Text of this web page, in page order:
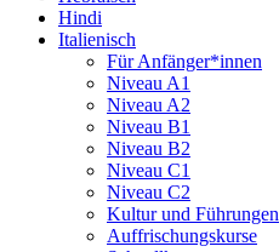
Hindi
Italienisch
Für Anfänger*innen
Niveau A1
Niveau A2
Niveau B1
Niveau B2
Niveau C1
Niveau C2
Kultur und Führungen
Auffrischungskurse